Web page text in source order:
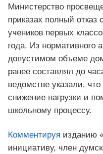
Министерство
приказах полный
учеников первых
года. Из нормативного
допустимом объеме
ранее составлял до
ведомстве указали,
снижение нагрузки и
школьному процессу.
Комментируя изданию
инициативу, член